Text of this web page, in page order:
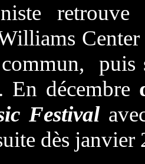
puis
En décembre
Festival
dès janvier